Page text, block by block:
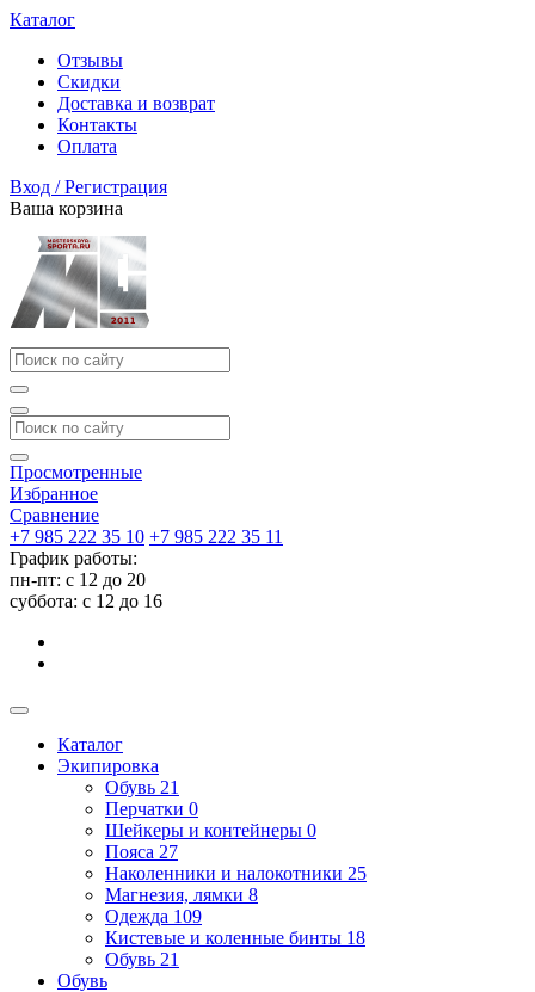
Каталог
Отзывы
Скидки
Доставка и возврат
Контакты
Оплата
Вход / Регистрация
Ваша корзина
Просмотренные
Избранное
Сравнение
+7 985 222 35 10 +7 985 222 35 11
График работы:
пн-пт: с 12 до 20
суббота: c 12 до 16
Каталог
Экипировка
Обувь 21
Перчатки 0
Шейкеры и контейнеры 0
Пояса 27
Наколенники и налокотники 25
Магнезия, лямки 8
Одежда 109
Кистевые и коленные бинты 18
Обувь 21
Обувь